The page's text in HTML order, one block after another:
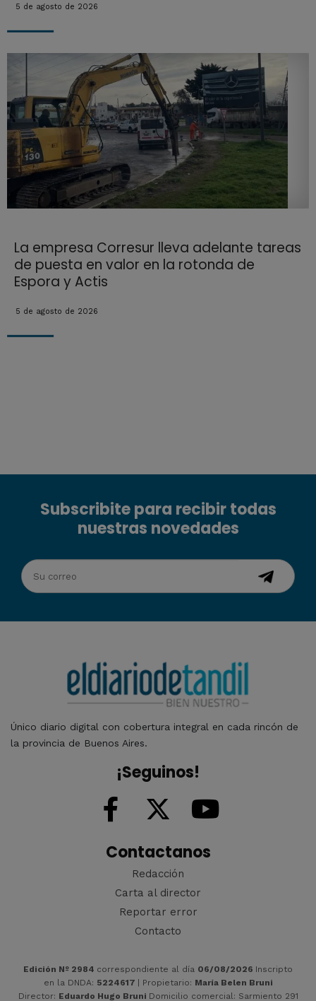
5 de agosto de 2026
La empresa Corresur lleva adelante tareas
de puesta en valor en la rotonda de
Espora y Actis
5 de agosto de 2026
Subscribite para recibir todas
nuestras novedades
Único diario digital con cobertura integral en cada rincón de
la provincia de Buenos Aires.
¡Seguinos!
Contactanos
Redacción
Carta al director
Reportar error
Contacto
Edición Nº 2984 correspondiente al día 06/08/2026 Inscripto
en la DNDA: 5224617 | Propietario: María Belen Bruni
Director: Eduardo Hugo Bruni Domicilio comercial: Sarmiento 291